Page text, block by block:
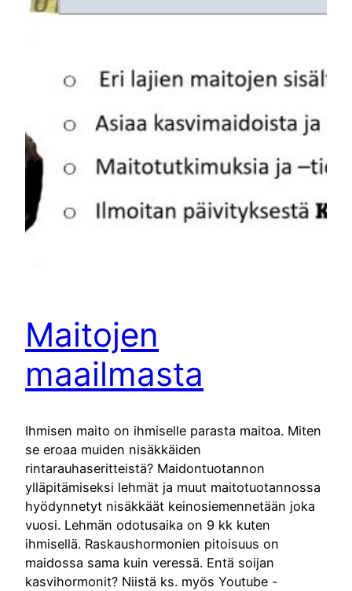
Maitojen
maailmasta
Ihmisen maito on ihmiselle parasta maitoa. Miten
se eroaa muiden nisäkkäiden
rintarauhaseritteistä? Maidontuotannon
ylläpitämiseksi lehmät ja muut maitotuotannossa
hyödynnetyt nisäkkäät keinosiemennetään joka
vuosi. Lehmän odotusaika on 9 kk kuten
ihmisellä. Raskaushormonien pitoisuus on
maidossa sama kuin veressä. Entä soijan
kasvihormonit? Niistä ks. myös Youtube -